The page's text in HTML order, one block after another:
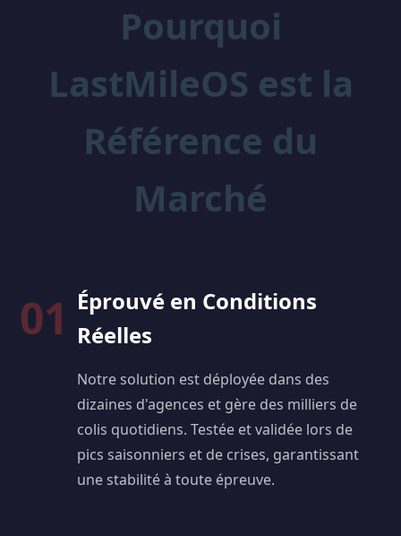
Pourquoi
LastMileOS est la
Référence du
Marché
01 Éprouvé en Conditions
Réelles
Notre solution est déployée dans des
dizaines d'agences et gère des milliers de
colis quotidiens. Testée et validée lors de
pics saisonniers et de crises, garantissant
une stabilité à toute épreuve.